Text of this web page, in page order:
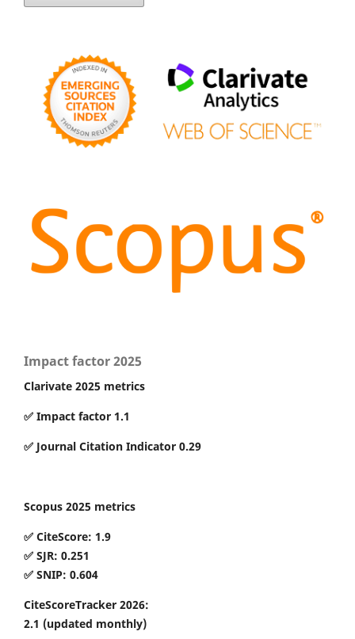
Impact factor 2025
Clarivate 2025 metrics
✅ Impact factor 1.1
✅ Journal Citation Indicator 0.29
Scopus 2025 metrics
✅ CiteScore: 1.9
✅ SJR: 0.251
✅ SNIP: 0.604
CiteScoreTracker 2026:
2.1 (updated monthly)